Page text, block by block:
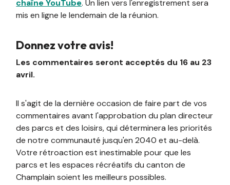
chaîne YouTube. Un lien vers l'enregistrement sera
mis en ligne le lendemain de la réunion.
Donnez votre avis!
Les commentaires seront acceptés du 16 au 23
avril.
Il s'agit de la dernière occasion de faire part de vos
commentaires avant l'approbation du plan directeur
des parcs et des loisirs, qui déterminera les priorités
de notre communauté jusqu'en 2040 et au-delà.
Votre rétroaction est inestimable pour que les
parcs et les espaces récréatifs du canton de
Champlain soient les meilleurs possibles.